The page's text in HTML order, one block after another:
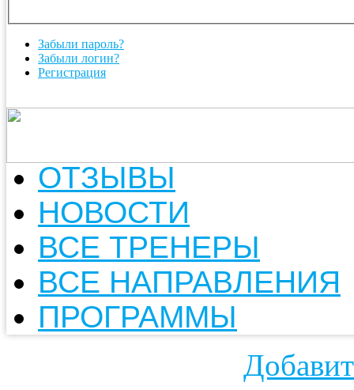
Забыли пароль?
Забыли логин?
Регистрация
ОТЗЫВЫ
НОВОСТИ
ВСЕ ТРЕНЕРЫ
ВСЕ НАПРАВЛЕНИЯ
ПРОГРАММЫ